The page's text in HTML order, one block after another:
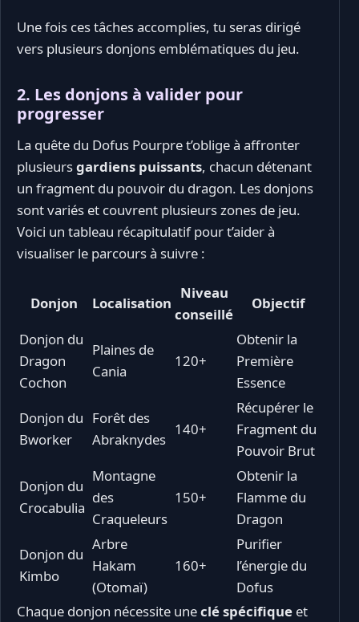
Une fois ces tâches accomplies, tu seras dirigé
vers plusieurs donjons emblématiques du jeu.
2. Les donjons à valider pour
progresser
La quête du Dofus Pourpre t’oblige à affronter
plusieursgardiens puissants, chacun détenant
un fragment du pouvoir du dragon. Les donjons
sont variés et couvrent plusieurs zones de jeu.
Voici un tableau récapitulatif pour t’aider à
visualiser le parcours à suivre :
Donjon Localisation
Niveau
conseillé
Objectif
Donjon du
Dragon
Cochon
Plaines de
Cania
120+
Obtenir la
Première
Essence
Donjon du
Bworker
Forêt des
Abraknydes
140+
Récupérer le
Fragment du
Pouvoir Brut
Donjon du
Crocabulia
Montagne
des
Craqueleurs
150+
Obtenir la
Flamme du
Dragon
Donjon du
Kimbo
Arbre
Hakam
(Otomaï)
160+
Purifier
l’énergie du
Dofus
Chaque donjon nécessite uneclé spécifique et